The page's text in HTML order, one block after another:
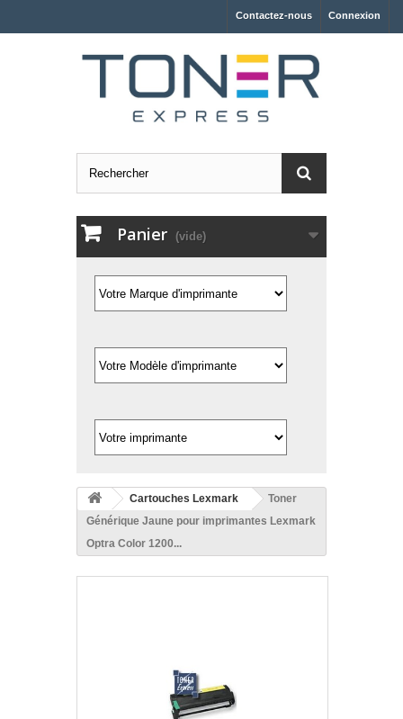
Connexion
Contactez-nous
Panier (vide)
Cartouches Lexmark
Toner
Générique Jaune pour imprimantes Lexmark
Optra Color 1200...